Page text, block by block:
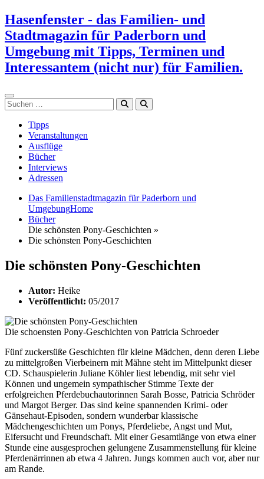
Zum
Inhalt
springen
Hasenfenster - das Familien- und
Stadtmagazin für Paderborn und
Umgebung mit Tipps, Terminen und
Interessantem (nicht nur) für Familien.
Suchen
Tipps
Veranstaltungen
Ausflüge
Bücher
Interviews
Adressen
Das Familienstadtmagazin für Paderborn und
UmgebungHome
Bücher
Die schönsten Pony-Geschichten »
Die schönsten Pony-Geschichten
Die schönsten Pony-Geschichten
Autor: Heike
Veröffentlicht: 05/2017
Die schoensten Pony-Geschichten von Patricia Schroeder
Fünf zuckersüße Geschichten für kleine Mädchen, denn deren Liebe
zu mittelgroßen Vierbeinern mit Mähne steht im Mittelpunkt dieser
CD. Schauspielerin Juliane Köhler liest lebendig, mit sehr viel
Können und ungemein sympathischer Stimme Texte der
erfolgreichen Pferdebuchautorinnen Sarah Bosse, Patricia Schröder
und Margot Berger. Das sind keine spannenden Krimi- oder
Gänsehaut-Episoden, sondern wunderbar klassische
Mädchengeschichten um Ponys, Pferdeliebe, Angst und Mut,
Eifersucht und Freundschaft. Mit einer Gesamtlänge von etwa einer
Stunde eine ausgesprochen gelungene Zusammenstellung für kleine
Pferdenärrinnen ab etwa 4 Jahren. Jungs kommen auch vor, aber nur
am Rande.